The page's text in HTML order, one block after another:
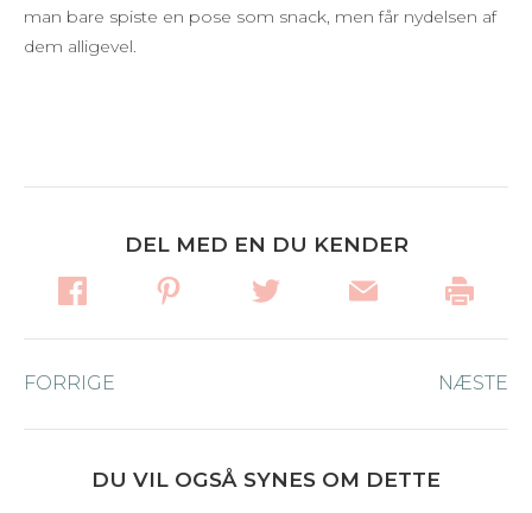
man bare spiste en pose som snack, men får nydelsen af
dem alligevel.
DEL MED EN DU KENDER
navigation
FORRIGE NÆSTE
DU VIL OGSÅ SYNES OM DETTE